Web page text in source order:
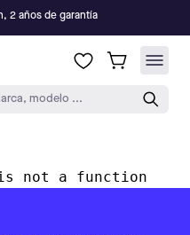
2 años de garantía
modelo ...
not a function